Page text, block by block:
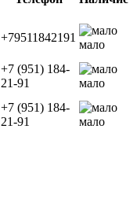
+79511842191
мало
+7 (951) 184-
21-91
мало
+7 (951) 184-
21-91
мало